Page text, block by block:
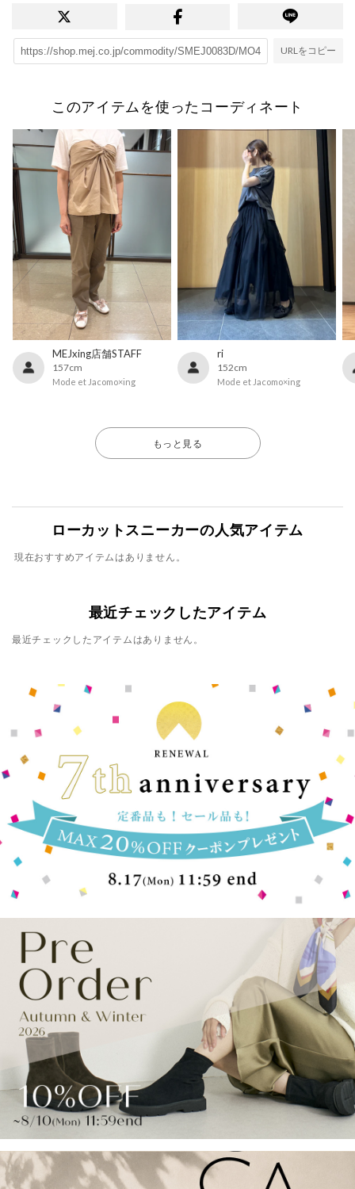
URLをコピー
このアイテムを使ったコーディネート
MEJxing店舗STAFF
157cm
Mode et Jacomo×ing
ri
152cm
Mode et Jacomo×ing
もっと見る
ローカットスニーカーの人気アイテム
現在おすすめアイテムはありません。
最近チェックしたアイテム
最近チェックしたアイテムはありません。